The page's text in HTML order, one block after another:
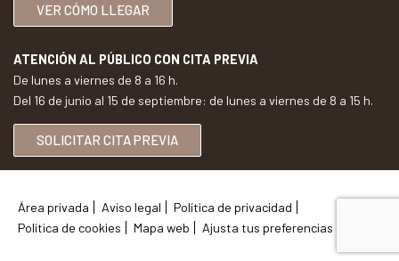
VER CÓMO LLEGAR
ATENCIÓN AL PÚBLICO CON CITA PREVIA
De lunes a viernes de 8 a 16 h.
Del 16 de junio al 15 de septiembre: de lunes a viernes de 8 a 15 h.
SOLICITAR CITA PREVIA
Área privada Aviso legal
Política de privacidad
Política de cookies
Mapa web Ajusta tus preferencias